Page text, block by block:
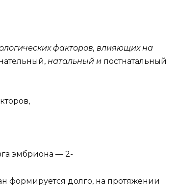
факторов, влияющих на
натальный и постнатальный
эмбриона — 2-
формируется долго, на протяжении